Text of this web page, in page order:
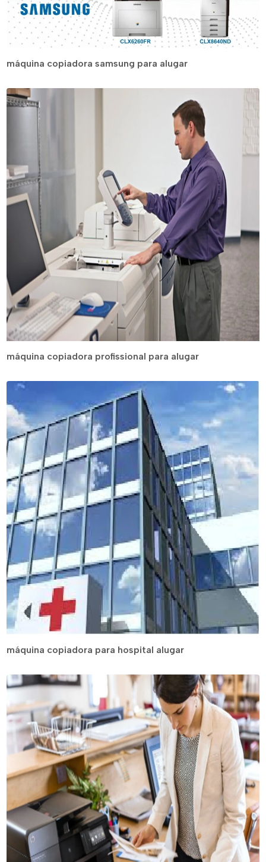
máquina copiadora samsung para alugar
máquina copiadora profissional para alugar
máquina copiadora para hospital alugar